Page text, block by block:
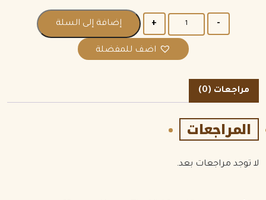
إضافة إلى السلة
اضف للمفضلة
مراجعات (0)
المراجعات
لا توجد مراجعات بعد.